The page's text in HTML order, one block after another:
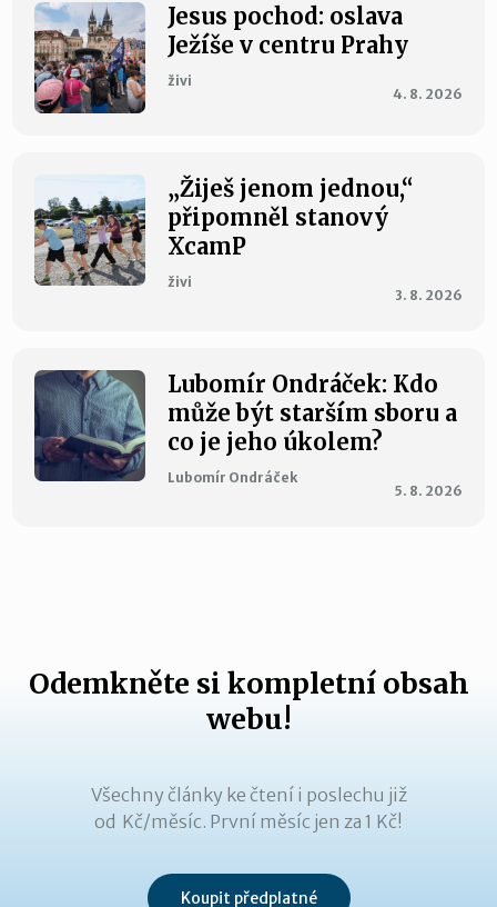
Jesus pochod: oslava
Ježíše v centru Prahy
živi
4. 8. 2026
„Žiješ jenom jednou,“
připomněl stanový
XcamP
živi
3. 8. 2026
Lubomír Ondráček: Kdo
může být starším sboru a
co je jeho úkolem?
Lubomír Ondráček
5. 8. 2026
Odemkněte si kompletní obsah
webu!
Všechny články ke čtení i poslechu již
od Kč/měsíc. První měsíc jen za 1 Kč!
Koupit předplatné